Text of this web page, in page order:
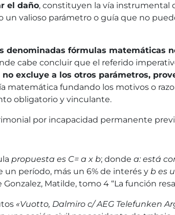
el daño, constituyen la vía instrumental
un valioso parámetro o guía que no
denominadas fórmulas matemáticas
cabe concluir que el referido
no excluye a los otros parámetros,
matemática fundando los motivos o
obligatorio y vinculante.
por incapacidad permanente
propuesta es C= a x b; dondea: está
un período, más un 6% de interés yb es
Matilde, tomo 4 “La función
«Vuotto, Dalmiro c/ AEG Telefunken